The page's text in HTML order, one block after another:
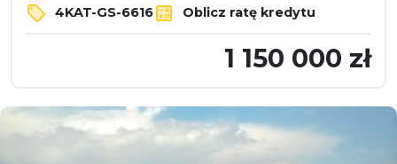
4KAT-GS-6616 Oblicz ratę kredytu
1 150 000 zł